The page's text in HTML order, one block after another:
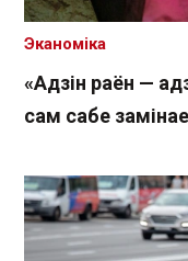
«Адзін раён —
сам сабе
Эканоміка